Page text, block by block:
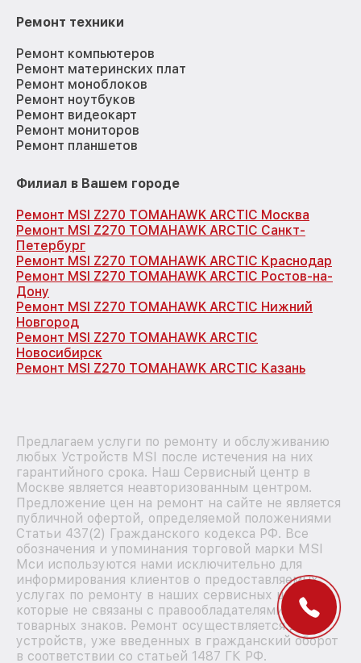
Ремонт техники
Ремонт компьютеров
Ремонт материнских плат
Ремонт моноблоков
Ремонт ноутбуков
Ремонт видеокарт
Ремонт мониторов
Ремонт планшетов
Филиал в Вашем городе
Ремонт MSI Z270 TOMAHAWK ARCTIC Москва
Ремонт MSI Z270 TOMAHAWK ARCTIC Санкт-
Петербург
Ремонт MSI Z270 TOMAHAWK ARCTIC Краснодар
Ремонт MSI Z270 TOMAHAWK ARCTIC Ростов-на-
Дону
Ремонт MSI Z270 TOMAHAWK ARCTIC Нижний
Новгород
Ремонт MSI Z270 TOMAHAWK ARCTIC
Новосибирск
Ремонт MSI Z270 TOMAHAWK ARCTIC Казань
Предлагаем услуги по ремонту и обслуживанию
любых Устройств MSI после истечения на них
гарантийного срока. Наш Сервисный центр в
Москве является неавторизованным центром.
Предложение цен на ремонт на сайте не является
публичной офертой, определяемой положениями
Статьи 437(2) Гражданского кодекса РФ. Все
обозначения и упоминания торговой марки MSI
Мси используются нами исключительно для
информирования клиентов о предоставляемых
услугах по ремонту в наших сервисных центрах,
которые не связаны с правообладателями
товарных знаков. Ремонт осуществляется для
устройств, уже введенных в гражданский оборот
в соответствии со статьей 1487 ГК РФ.